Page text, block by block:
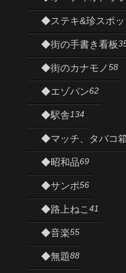
◆ステキ&珍スポッ
◆街の手書き看板
◆街のカナモノ58
◆エゾパン62
◆駅舎134
◆マッチ、タバコ
◆昭和品69
◆サンポ56
◆路上ねこ 41
◆音楽55
◆無題88